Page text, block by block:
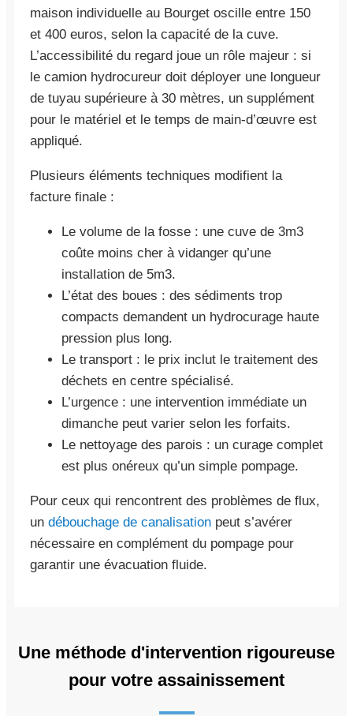
maison individuelle au Bourget oscille entre 150
et 400 euros, selon la capacité de la cuve.
L’accessibilité du regard joue un rôle majeur : si
le camion hydrocureur doit déployer une longueur
de tuyau supérieure à 30 mètres, un supplément
pour le matériel et le temps de main-d’œuvre est
appliqué.
Plusieurs éléments techniques modifient la
facture finale :
Le volume de la fosse : une cuve de 3m3
coûte moins cher à vidanger qu’une
installation de 5m3.
L’état des boues : des sédiments trop
compacts demandent un hydrocurage haute
pression plus long.
Le transport : le prix inclut le traitement des
déchets en centre spécialisé.
L’urgence : une intervention immédiate un
dimanche peut varier selon les forfaits.
Le nettoyage des parois : un curage complet
est plus onéreux qu’un simple pompage.
Pour ceux qui rencontrent des problèmes de flux,
un débouchage de canalisation peut s’avérer
nécessaire en complément du pompage pour
garantir une évacuation fluide.
Une méthode d'intervention rigoureuse
pour votre assainissement